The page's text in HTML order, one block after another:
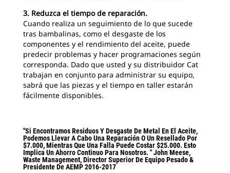
3. Reduzca el tiempo de reparación.
Cuando realiza un seguimiento de lo que sucede
tras bambalinas, como el desgaste de los
componentes y el rendimiento del aceite, puede
predecir problemas y hacer programaciones según
corresponda. Dado que usted y su distribuidor Cat
trabajan en conjunto para administrar su equipo,
sabrá que las piezas y el tiempo en taller estarán
fácilmente disponibles.
"Si Encontramos Residuos Y Desgaste De Metal En El Aceite,
Podemos Llevar A Cabo Una Reparación O Un Resellado Por
$7.000, Mientras Que Una Falla Puede Costar $25.000. Esto
Implica Un Ahorro Continuo Para Nosotros. " John Meese,
Waste Management, Director Superior De Equipo Pesado &
Presidente De AEMP 2016-2017